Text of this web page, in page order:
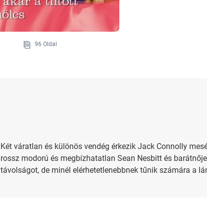
96 Oldal
Két váratlan és különös vendég érkezik Jack Connolly
rossz modorú és megbízhatatlan Sean Nesbitt és
távolságot, de minél elérhetetlenebbnek tűnik számára a